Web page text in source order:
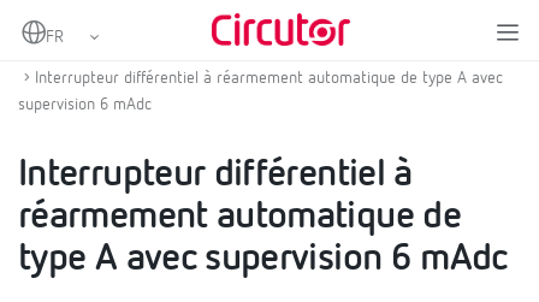
Home
Protection et contrôle pour véhicule électrique
Interrupteur différentiel à réarmement automatique de type A avec
supervision 6 mAdc
Interrupteur différentiel à
réarmement automatique de
type A avec supervision 6 mAdc